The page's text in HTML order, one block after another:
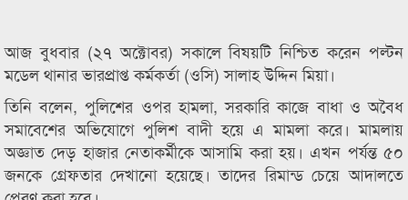
আজ বুধবার (২৭ অক্টোবর) সকালে বিষয়টি নিশ্চিত করেন পল্টন
মডেল থানার ভারপ্রাপ্ত কর্মকর্তা (ওসি) সালাহ উদ্দিন মিয়া।
তিনি বলেন, পুলিশের ওপর হামলা, সরকারি কাজে বাধা ও অবৈধ
সমাবেশের অভিযোগে পুলিশ বাদী হয়ে এ মামলা করে। মামলায়
অজ্ঞাত দেড় হাজার নেতাকর্মীকে আসামি করা হয়। এখন পর্যন্ত ৫০
জনকে গ্রেফতার দেখানো হয়েছে। তাদের রিমান্ড চেয়ে আদালতে